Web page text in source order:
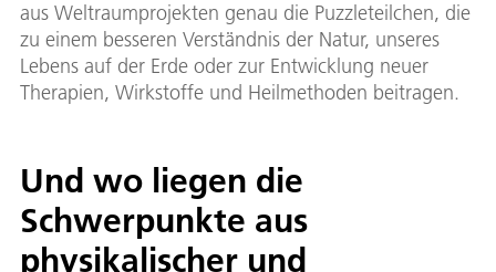
aus Weltraumprojekten genau die Puzzleteilchen, die
zu einem besseren Verständnis der Natur, unseres
Lebens auf der Erde oder zur Entwicklung neuer
Therapien, Wirkstoffe und Heilmethoden beitragen.
Und wo liegen die
Schwerpunkte aus
physikalischer und